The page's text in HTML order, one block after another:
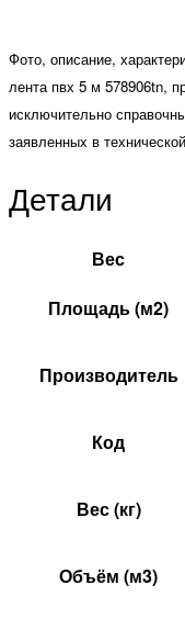
Фото, описание,
лента пвх 5 м 578906tn,
исключительно
заявленных в
Детали
Вес
Площадь (м2)
Производитель
Код
Вес (кг)
Объём (м3)